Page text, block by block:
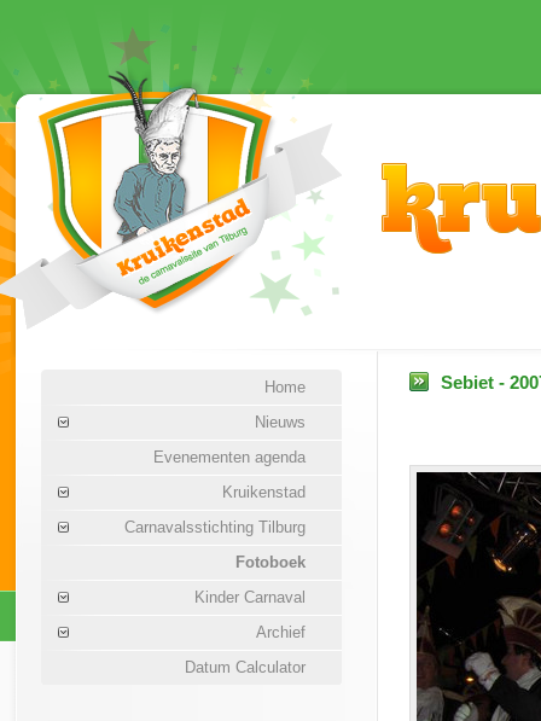
Home
Nieuws
Evenementen agenda
Kruikenstad
Carnavalsstichting Tilburg
Fotoboek
Kinder Carnaval
Archief
Datum Calculator
Sebiet -